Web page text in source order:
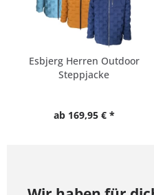
Esbjerg Herren Outdoor
Steppjacke
ab 169,95 € *